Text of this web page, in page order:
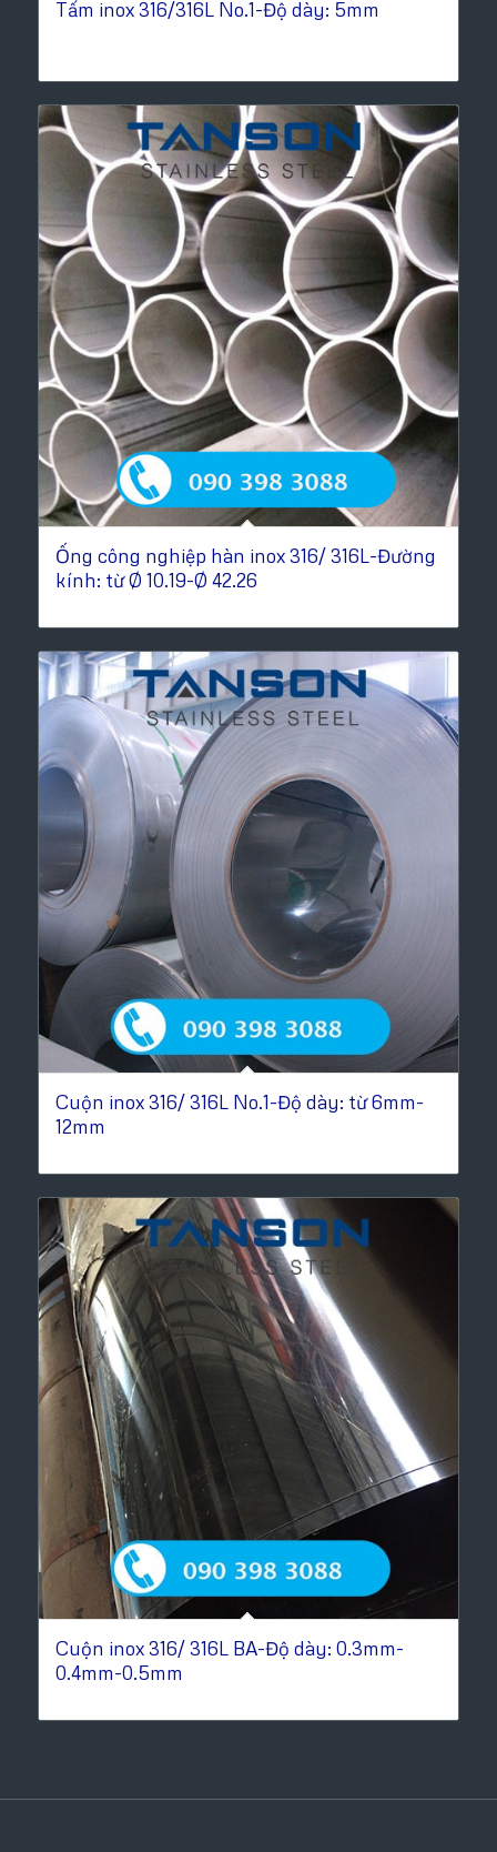
Tấm inox 316/316L No.1-Độ dày: 5mm
Ống công nghiệp hàn inox 316/ 316L-Đường
kính: từ Ø 10.19-Ø 42.26
Cuộn inox 316/ 316L No.1-Độ dày: từ 6mm-
12mm
Cuộn inox 316/ 316L BA-Độ dày: 0.3mm-
0.4mm-0.5mm